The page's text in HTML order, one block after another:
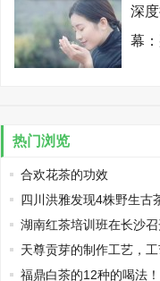
深
幕
热门浏览
合欢花茶的功效
四川洪雅发现4株野生古
湖南红茶培训班在长沙
天尊贡芽的制作工艺，
福鼎白茶的12种的喝法！